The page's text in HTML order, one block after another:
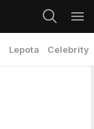
Lepota Celebrity